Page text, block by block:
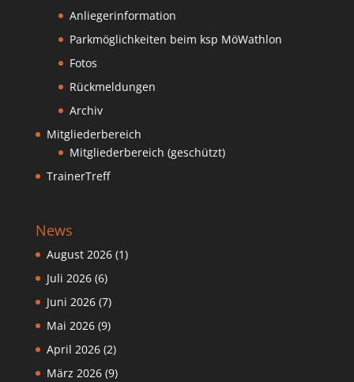
Anliegerinformation
Parkmöglichkeiten beim ksp MöWathlon
Fotos
Rückmeldungen
Archiv
Mitgliederbereich
Mitgliederbereich (geschützt)
TrainerTreff
News
August 2026(1)
Juli 2026(6)
Juni 2026(7)
Mai 2026(9)
April 2026(2)
März 2026(9)